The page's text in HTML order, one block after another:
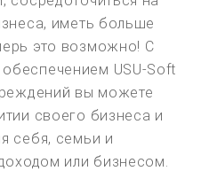
иметь больше
это возможно! С
USU-Soft
вы можете
своего бизнеса и
себя, семьи и
или бизнесом.